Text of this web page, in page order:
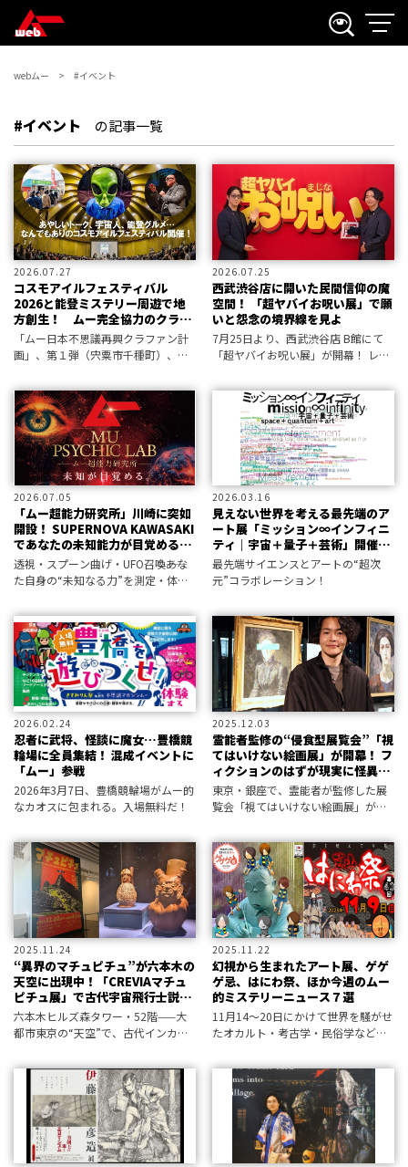
webムー #イベント
#イベント の記事一覧
2026.07.27
コスモアイルフェスティバル
2026と能登ミステリー周遊で地
方創生！ ムー完全協力のクラフ
ァン第３弾が始動
「ムー日本不思議再興クラファン計
画」、第１弾（宍粟市千種町）、第
の開始が決定！ 次の舞台は、
「UFOのまち」石川県羽咋市です！
2026.07.25
西武渋谷店に開いた民間信仰の魔
空間！ 「超ヤバイお呪い展」で願
いと怨念の境界線を見よ
7月25日より、西武渋谷店 B館にて
「超ヤバイお呪い展」が開幕！ レセ
験できたので、見どころをレポート
しよう。
2026.07.05
「ムー超能力研究所」川崎に突如
開設！ SUPERNOVA KAWASAKI
であなたの未知能力が目覚める
（2026.8.18-28）
透視・スプーン曲げ・UFO召喚――あな
た自身の“未知なる力”を測定・体験
2026.03.16
見えない世界を考える最先端のア
ート展「ミッション∞インフィニ
ティ｜宇宙＋量子＋芸術」開催
中！
最先端サイエンスとアートの“超次
元”コラボレーション！
2026.02.24
忍者に武将、怪談に魔女…豊橋競
輪場に全員集結！ 混成イベントに
「ムー」参戦
2026年3月7日、豊橋競輪場がムー的
なカオスに包まれる。入場無料だ！
2025.12.03
霊能者監修の“侵食型展覧会”「視
てはいけない絵画展」が開幕！ フ
ィクションのはずが現実に怪異発
生中……？
東京・銀座で、霊能者が監修した展
覧会「視てはいけない絵画展」が開
つつ、あえて物語と現実の境界線を
曖昧にする、侵食型の体験展示会で
ある。
2025.11.24
“異界のマチュピチュ”が六本木の
天空に出現中！「CREVIAマチュ
ピチュ展」で古代宇宙飛行士説と
神話の一致を見よ
六本木ヒルズ森タワー・52階——大
都市東京の“天空”で、古代インカ帝
る。ペルー政府公認の大規模展覧会
「マチュピチュ展」が、森アーツセ
ンターギャラリーで開催されている
のだ。
2025.11.22
幻視から生まれたアート展、ゲゲ
ゲ忌、はにわ祭、ほか今週のムー
的ミステリーニュース７選
11月14～20日にかけて世界を騒がせ
たオカルト・考古学・民俗学などの
情報研究所と編集部が厳選！